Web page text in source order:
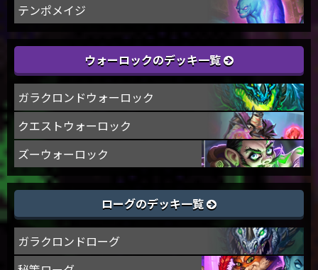
テンポメイジ
ウォーロックのデッキ一覧
ガラクロンドウォーロック
クエストウォーロック
ズーウォーロック
ローグのデッキ一覧
ガラクロンドローグ